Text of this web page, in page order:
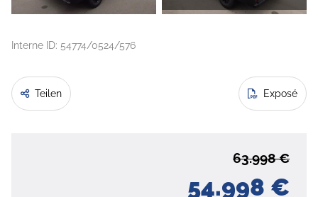
Interne ID: 54774/0524/576
Teilen Exposé
54.998 €
63.998 €